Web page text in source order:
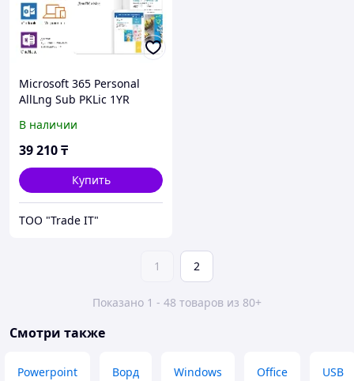
Microsoft 365 Personal
AllLng Sub PKLic 1YR
В наличии
39 210₸
Купить
ТОО "Trade IT"
1 2
Показано 1 - 48 товаров из 80+
Смотри также
Powerpoint Ворд Windows Office USB